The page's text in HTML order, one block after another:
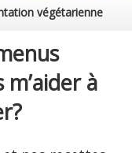
végétarienne
à